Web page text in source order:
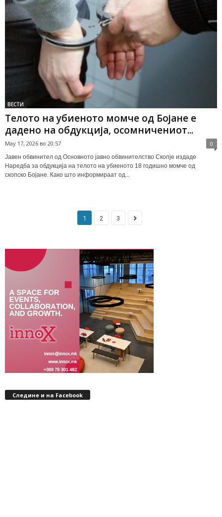
ВЕСТИ
Телото на убиеното момче од Бојане е
дадено на обдукција, осомничениот...
May 17, 2026 во 20:57 0
Јавен обвинител од Основното јавно обвинителство Скопје издаде
Наредба за обдукција на телото на убиеното 18 годишно момче од
скопско Бојане. Како што информираат од...
1 2 3
Следине и на Facebook